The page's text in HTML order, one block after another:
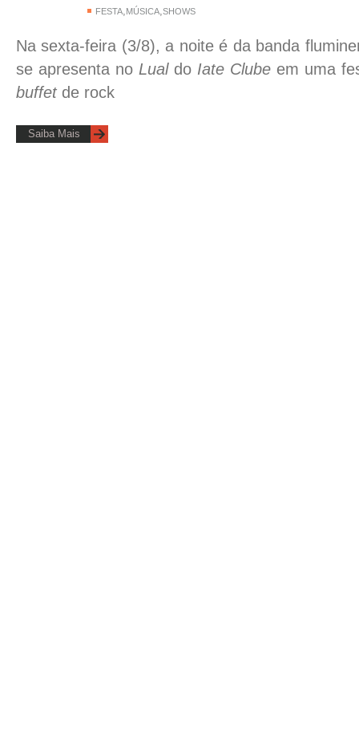
FESTA, MÚSICA,SHOWS
Na sexta-feira (3/8), a noite é da banda
se apresenta no Lualdo Iate Clube em uma
buffet de rock
Saiba Mais